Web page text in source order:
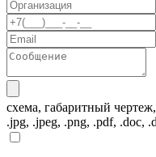
схема, габаритный
.jpg, .jpeg, .png, .pdf, .doc,